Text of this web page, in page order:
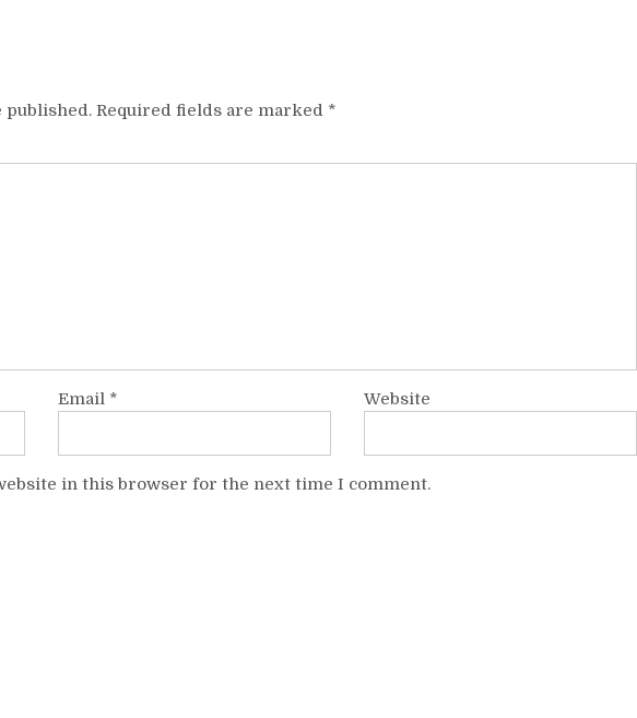
published. Required fields are marked *
Email * Website
in this browser for the next time I comment.